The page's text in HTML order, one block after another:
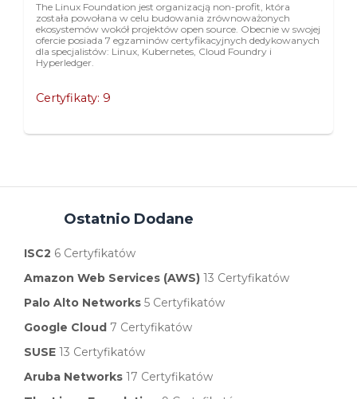
The Linux Foundation jest organizacją non-profit, która
została powołana w celu budowania zrównoważonych
ekosystemów wokół projektów open source. Obecnie w swojej
ofercie posiada 7 egzaminów certyfikacyjnych dedykowanych
dla specjalistów: Linux, Kubernetes, Cloud Foundry i
Hyperledger.
Certyfikaty: 9
Ostatnio Dodane
ISC2 6 Certyfikatów
Amazon Web Services (AWS) 13 Certyfikatów
Palo Alto Networks 5 Certyfikatów
Google Cloud 7 Certyfikatów
SUSE 13 Certyfikatów
Aruba Networks 17 Certyfikatów